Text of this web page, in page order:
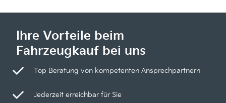
Ihre Vorteile beim
Fahrzeugkauf bei uns
Top Beratung von kompetenten Ansprechpartnern
Jederzeit erreichbar für Sie